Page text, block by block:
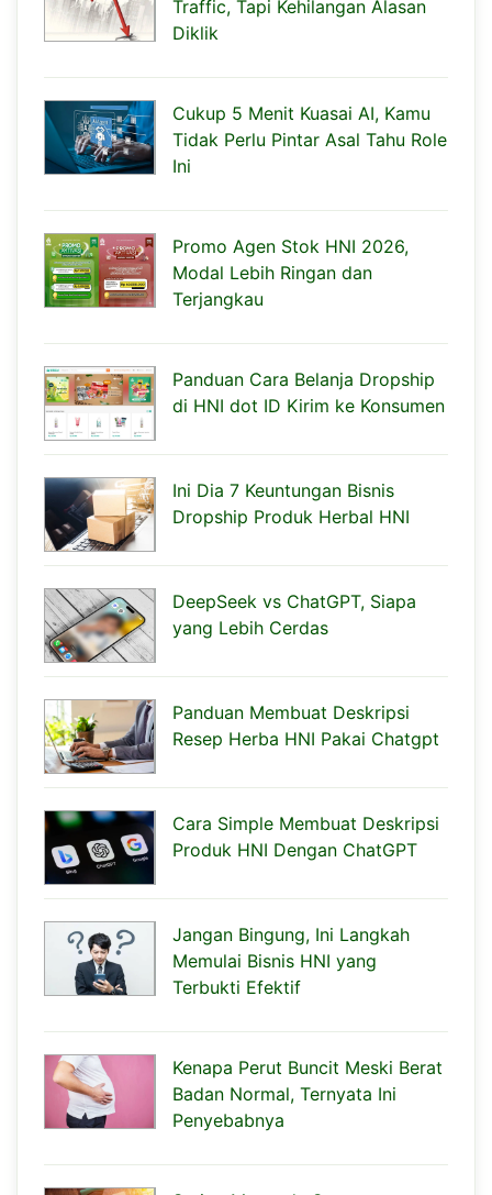
Traffic, Tapi Kehilangan Alasan
Diklik
Cukup 5 Menit Kuasai AI, Kamu
Tidak Perlu Pintar Asal Tahu Role
Ini
Promo Agen Stok HNI 2026,
Modal Lebih Ringan dan
Terjangkau
Panduan Cara Belanja Dropship
di HNI dot ID Kirim ke Konsumen
Ini Dia 7 Keuntungan Bisnis
Dropship Produk Herbal HNI
DeepSeek vs ChatGPT, Siapa
yang Lebih Cerdas
Panduan Membuat Deskripsi
Resep Herba HNI Pakai Chatgpt
Cara Simple Membuat Deskripsi
Produk HNI Dengan ChatGPT
Jangan Bingung, Ini Langkah
Memulai Bisnis HNI yang
Terbukti Efektif
Kenapa Perut Buncit Meski Berat
Badan Normal, Ternyata Ini
Penyebabnya